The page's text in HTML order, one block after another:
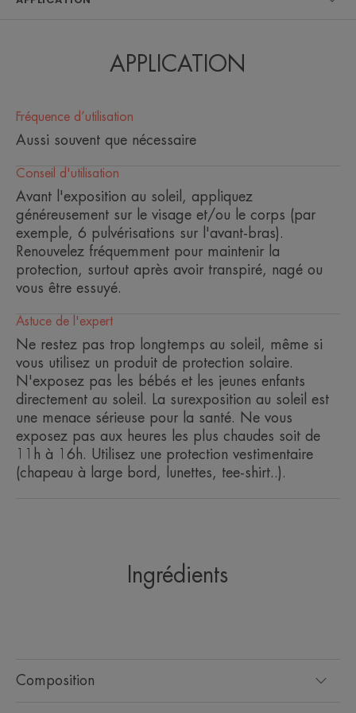
public à la nécessité de choisir une protection
recommandations de bon usage * Tests réalisés
Ressource Center (ou des laboratoires
indépendants), sur 3 espèces clés de la biodiversité
marine -une espèce de corail, une espèce de
phytoplancton et une de zooplancton- aux
concentrations représentatives de celles retrouvées
dans l'environnement pour les filtres solaires **
selon un test OCDE 301
LE MOT DE L’EXPERT
La haute protection solaire pour
les peaux sensibles.
Un système filtrant breveté. Des formules éco-
Bénéfices
APPLICATION
Fréquence d’utilisation
Aussi souvent que nécessaire
Conseil d'utilisation
Avant l'exposition au soleil, appliquez
généreusement sur le visage et/ou le corps (par
exemple, 6 pulvérisations sur l'avant-bras).
Renouvelez fréquemment pour maintenir la
protection, surtout après avoir transpiré, nagé ou
vous être essuyé.
Astuce de l'expert
Ne restez pas trop longtemps au soleil, même si
vous utilisez un produit de protection solaire.
N'exposez pas les bébés et les jeunes enfants
directement au soleil. La surexposition au soleil est
une menace sérieuse pour la santé. Ne vous
exposez pas aux heures les plus chaudes soit de
11h à 16h. Utilisez une protection vestimentaire
(chapeau à large bord, lunettes, tee-shirt..).
Ingrédients
Composition